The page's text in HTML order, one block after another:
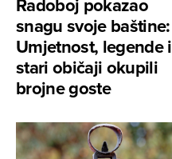
snagu svoje baštine:
Umjetnost, legende i
stari običaji okupili
brojne goste